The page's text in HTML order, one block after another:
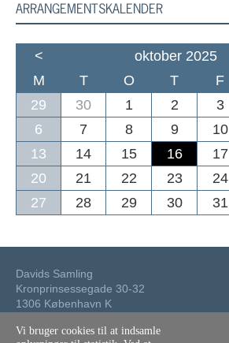
ARRANGEMENTSKALENDER
< oktober 2025
M
T O T F
29
30 1 2 3
6
7 8 9 10
13
14 15 16 17
20
21 22 23 24
27
28 29 30 31
Davids Samling
Kronprinsessegade 30-32
1306 København K
Tlf.: 33 73 49 49
Vi bruger cookies til at indsamle